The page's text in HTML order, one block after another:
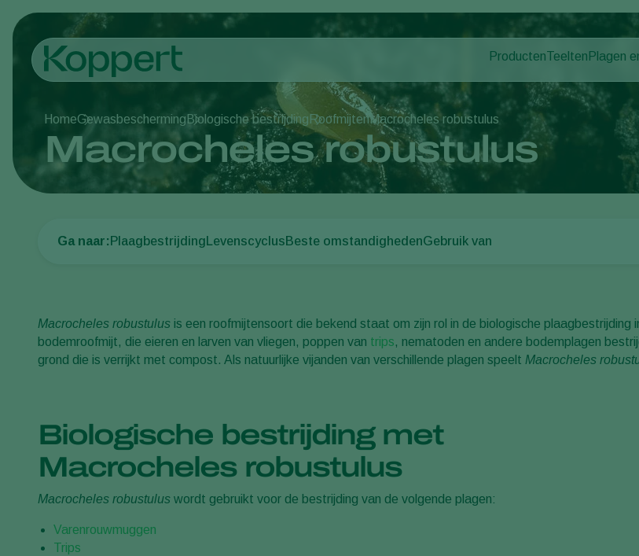
Producten
Plaagbestrijding
Ziektebestrijding
Bestuiving
Weerbaar telen
Uitzettechnieken
Monitoring & Scouting
Teelten
Bedekte
Siergewassen
Fruit
Plagen
Plagen
HomeGewasbescherming Biologische bestrijding RoofmijtenMacrocheles robustulus
Macrocheles robustulus
Ga naar: Plaagbestrijding Levenscyclus Beste omstandighedenGebruik van
Macrocheles robustulus is een roofmijtensoort die bekend staat om zijn rol in de biologische plaagbestrijding
bodemroofmijt, die eieren en larven van vliegen, poppen van trips, nematoden en andere bodemplagen
grond die is verrijkt met compost. Als natuurlijke vijanden van verschillende plagen speelt Macrocheles
Biologische bestrijding met
Macrocheles robustulus
Macrocheles robustulus wordt gebruikt voor de bestrijding van de volgende plagen:
Varenrouwmuggen
Trips